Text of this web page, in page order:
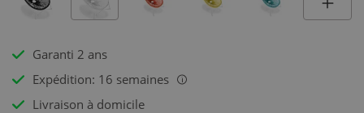
Garanti 2 ans
Expédition: 16 semaines
i
Livraison à domicile